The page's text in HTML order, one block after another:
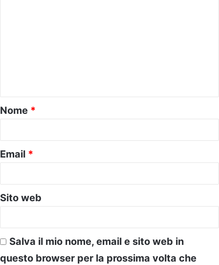
o
*
Nome *
Email *
Sito web
Salva il mio nome, email e sito web in
questo browser per la prossima volta che